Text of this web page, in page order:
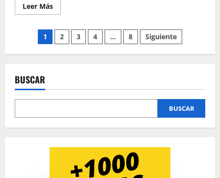
Leer MásLeer
más
Curso
de
Barberia
Paginación
de
entradas
1 2 3 4 … 8 Siguiente
BUSCAR
BUSCAR